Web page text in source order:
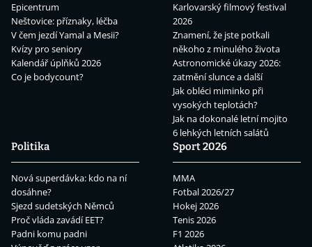
Epicentrum
Neštovice: příznaky, léčba
V čem jezdí Yamal a Mesii?
Kvízy pro seniory
Kalendář úplňků 2026
Co je bodycount?
Karlovarský filmový festival
2026
Znamení, že jste potkali
někoho z minulého života
Astronomické úkazy 2026:
zatmění slunce a další
Jak obléci miminko při
vysokých teplotách?
Jak na dokonalé letní mojito
6 lehkých letních salátů
Politika
Nová superdávka: kdo na ní
dosáhne?
Sjezd sudetských Němců
Proč vláda zavádí EET?
Padni komu padni
Sport 2026
MMA
Fotbal 2026/27
Hokej 2026
Tenis 2026
F1 2026